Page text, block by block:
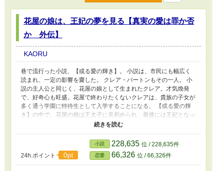
花屋の娘は、王妃の夢を見る【真実の愛は罪か否
か 外伝】
KAORU
巷で流行った小説、【或る愛の輝き】。 小説は、市民にも幅広く
読まれ、一定の影響を齎した。 クレア・バートンもその一人。 小
説の主人公と同じく、花屋の娘として生まれたクレア。才気煥発
で、好奇心も旺盛。花屋で終わりたくないクレアは、貴族の子女が
多く通う学園に特待生として入学することになる。 【或る愛の輝
き】の中で、花屋の娘は王太子に見初められ、最後には王妃となっ
た。 そんな夢物語は、現実に起きるのか。 それでも、夢を追う者
となった人物がいることを知る。 ※このお話は、連載中の【真実
の愛は罪か否か】の外伝です。前のシリーズを読んでいなくても大
丈夫です（多分） ※不定期更新です。書きながら更新します。 ※
見切り発車ですので、とりあえず短編で始めます。長くなったりR
24h.ポイント 0pt
小説 228,635 位 / 228,635件
恋愛 66,326 位 / 66,326件